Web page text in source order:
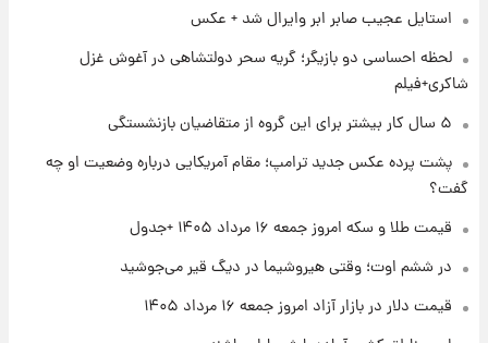
۱ روز پیش
شد؛ تیکدری، محبی و سرگیف با اعداد ویژه
۱ روز پیش
شد+فیلم
۱ روز پیش
تغییر تند قیمت محصولات ایران‌خودرو و سایپا
امروز پنجشنبه ۱۵ مرداد ۱۴۰۵ +جدول
استایل عجیب صابر ابر وایرال شد + عکس
لحظه احساسی دو بازیگر؛ گریه سحر دولتشاهی در آغوش غزل
شاکری+فیلم
۵ سال کار بیشتر برای این گروه از متقاضیان بازنشستگی
پشت پرده عکس جدید ترامپ؛ مقام آمریکایی درباره وضعیت او چه
گفت؟
قیمت طلا و سکه امروز جمعه ۱۶ مرداد ۱۴۰۵ +جدول
در ششم اوت؛ وقتی هیروشیما در دیگ قیر می‌جوشید
قیمت دلار در بازار آزاد امروز جمعه ۱۶ مرداد ۱۴۰۵